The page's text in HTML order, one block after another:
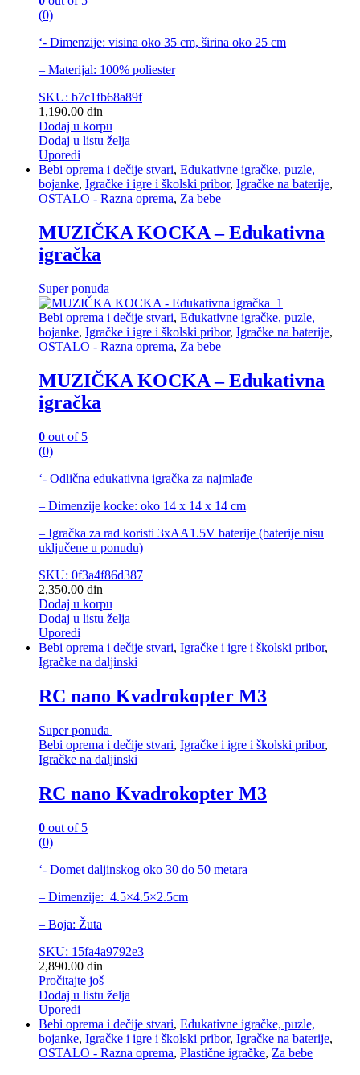
(0)
‘- Dimenzije: visina oko 35 cm, širina oko 25 cm
– Materijal: 100% poliester
SKU: b7c1fb68a89f
1,190.00 din
Dodaj u korpu
Dodaj u listu želja
Uporedi
Bebi oprema i dečije stvari, Edukativne igračke, puzle,
bojanke, Igračke i igre i školski pribor, Igračke na baterije,
OSTALO - Razna oprema, Za bebe
MUZIČKA KOCKA – Edukativna
igračka
Super ponuda
Bebi oprema i dečije stvari, Edukativne igračke, puzle,
bojanke, Igračke i igre i školski pribor, Igračke na baterije,
OSTALO - Razna oprema, Za bebe
MUZIČKA KOCKA – Edukativna
igračka
0 out of 5
(0)
‘- Odlična edukativna igračka za najmlađe
– Dimenzije kocke: oko 14 x 14 x 14 cm
– Igračka za rad koristi 3xAA1.5V baterije (baterije nisu
uključene u ponudu)
SKU: 0f3a4f86d387
2,350.00 din
Dodaj u korpu
Dodaj u listu želja
Uporedi
Bebi oprema i dečije stvari, Igračke i igre i školski pribor,
Igračke na daljinski
RC nano Kvadrokopter M3
Super ponuda
Bebi oprema i dečije stvari, Igračke i igre i školski pribor,
Igračke na daljinski
RC nano Kvadrokopter M3
0 out of 5
(0)
‘- Domet daljinskog oko 30 do 50 metara
– Dimenzije: 4.5×4.5×2.5cm
– Boja: Žuta
SKU: 15fa4a9792e3
2,890.00 din
Pročitajte još
Dodaj u listu želja
Uporedi
Bebi oprema i dečije stvari, Edukativne igračke, puzle,
bojanke, Igračke i igre i školski pribor, Igračke na baterije,
OSTALO - Razna oprema, Plastične igračke, Za bebe